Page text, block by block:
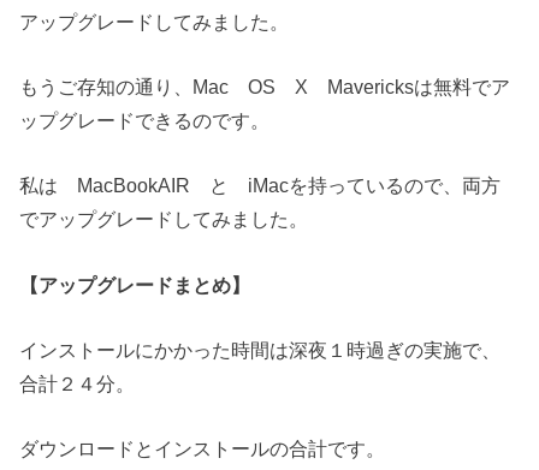
アップグレードしてみました。
もうご存知の通り、Mac OS X Mavericksは無料でア
ップグレードできるのです。
私は MacBookAIR と iMacを持っているので、両方
でアップグレードしてみました。
【アップグレードまとめ】
インストールにかかった時間は深夜１時過ぎの実施で、
合計２４分。
ダウンロードとインストールの合計です。